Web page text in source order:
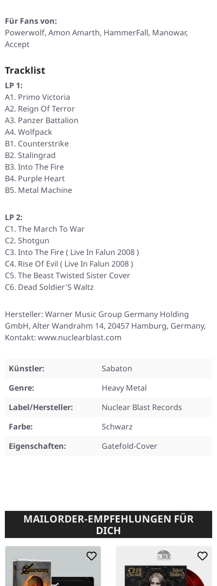
Für Fans von:
Powerwolf, Amon Amarth, HammerFall, Manowar,
Accept
Tracklist
LP 1:
A1. Primo Victoria
A2. Reign Of Terror
A3. Panzer Battalion
A4. Wolfpack
B1. Counterstrike
B2. Stalingrad
B3. Into The Fire
B4. Purple Heart
B5. Metal Machine
LP 2:
C1. The March To War
C2. Shotgun
C3. Into The Fire ( Live In Falun 2008 )
C4. Rise Of Evil ( Live In Falun 2008 )
C5. The BeastTwisted Sister Cover
C6. Dead Soldier'S Waltz
Hersteller: Warner Music Group Germany Holding
GmbH, Alter Wandrahm 14, 20457 Hamburg, Germany,
Kontakt: www.nuclearblast.com
Künstler:
Sabaton
Genre:
Heavy Metal
Label/Hersteller:
Nuclear Blast Records
Farbe:
Schwarz
Eigenschaften:
Gatefold-Cover
MAILORDER-EMPFEHLUNGEN FÜR
DICH